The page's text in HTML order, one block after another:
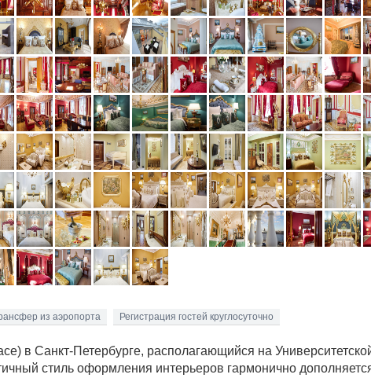
из аэропорта Регистрация гостей круглосуточно
в Санкт-Петербурге, располагающийся на
стиль оформления интерьеров гармонично